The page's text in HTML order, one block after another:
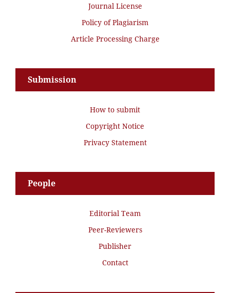
Journal License
Policy of Plagiarism
Article Processing Charge
Submission
How to submit
Copyright Notice
Privacy Statement
People
Editorial Team
Peer-Reviewers
Publisher
Contact